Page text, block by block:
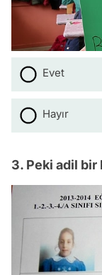
Evet
Hayır
3. Peki adil bir